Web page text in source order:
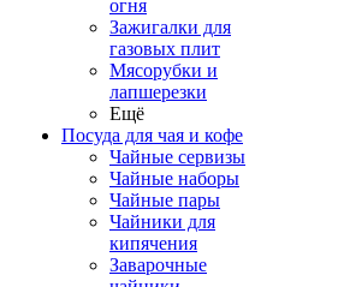
огня
Зажигалки для
газовых плит
Мясорубки и
лапшерезки
Ещё
Посуда для чая и кофе
Чайные сервизы
Чайные наборы
Чайные пары
Чайники для
кипячения
Заварочные